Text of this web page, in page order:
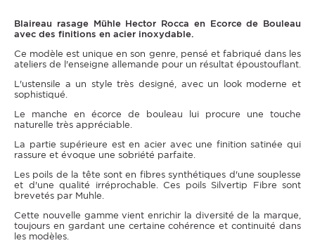
Blaireau rasage Mühle Hector Rocca en Ecorce de Bouleau
avec des finitions en acier inoxydable.
Ce modèle est unique en son genre, pensé et fabriqué dans les
ateliers de l'enseigne allemande pour un résultat époustouflant.
L'ustensile a un style très designé, avec un look moderne et
sophistiqué.
Le manche en écorce de bouleau lui procure une touche
naturelle très appréciable.
La partie supérieure est en acier avec une finition satinée qui
rassure et évoque une sobriété parfaite.
Les poils de la tête sont en fibres synthétiques d'une souplesse
et d'une qualité irréprochable. Ces poils Silvertip Fibre sont
brevetés par Muhle.
Cette nouvelle gamme vient enrichir la diversité de la marque,
toujours en gardant une certaine cohérence et continuité dans
les modèles.